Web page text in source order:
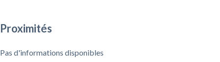
Proximités
Pas d'informations disponibles